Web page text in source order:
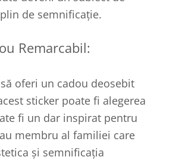
de semnificație.
Remarcabil:
oferi un cadou deosebit
sticker poate fi alegerea
fi un dar inspirat pentru
membru al familiei care
și semnificația